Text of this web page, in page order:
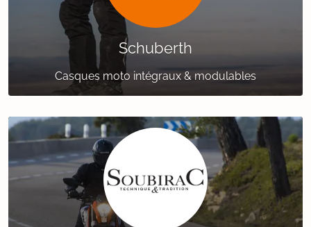
Schuberth
Casques moto intégraux & modulables